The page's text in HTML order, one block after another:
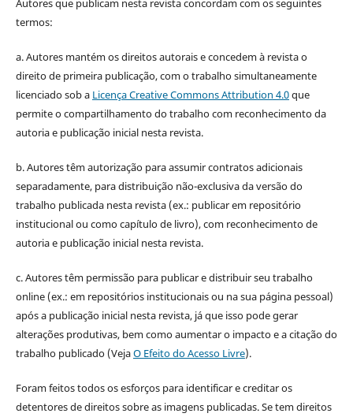
Autores que publicam nesta revista concordam com os seguintes
termos:
a. Autores mantém os direitos autorais e concedem à revista o
direito de primeira publicação, com o trabalho simultaneamente
licenciado sob a Licença Creative Commons Attribution 4.0que
permite o compartilhamento do trabalho com reconhecimento da
autoria e publicação inicial nesta revista.
b. Autores têm autorização para assumir contratos adicionais
separadamente, para distribuição não-exclusiva da versão do
trabalho publicada nesta revista (ex.: publicar em repositório
institucional ou como capítulo de livro), com reconhecimento de
autoria e publicação inicial nesta revista.
c. Autores têm permissão para publicar e distribuir seu trabalho
online (ex.: em repositórios institucionais ou na sua página pessoal)
após a publicação inicial nesta revista, já que isso pode gerar
alterações produtivas, bem como aumentar o impacto e a citação do
trabalho publicado (VejaO Efeito do Acesso Livre).
Foram feitos todos os esforços para identificar e creditar os
detentores de direitos sobre as imagens publicadas. Se tem direitos